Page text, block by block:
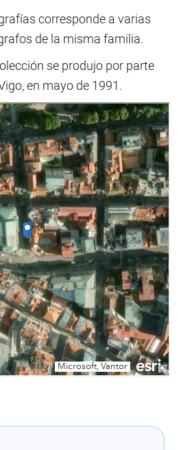
corresponde a varias
de la misma familia.
se produjo por parte
en mayo de 1991.